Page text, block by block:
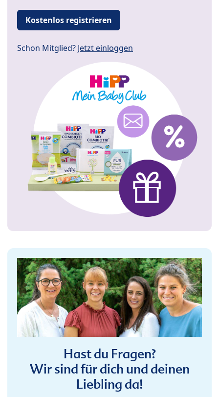
Kostenlos registrieren
Schon Mitglied? Jetzt einloggen
Hast du Fragen?
Wir sind für dich und deinen
Liebling da!